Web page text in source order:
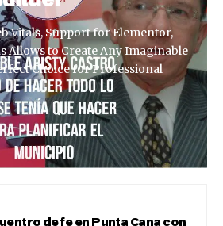
Vitals, Support for Elementor,
Allows to Create Any Imaginable
Choice for Professional
de fe en Punta Cana con